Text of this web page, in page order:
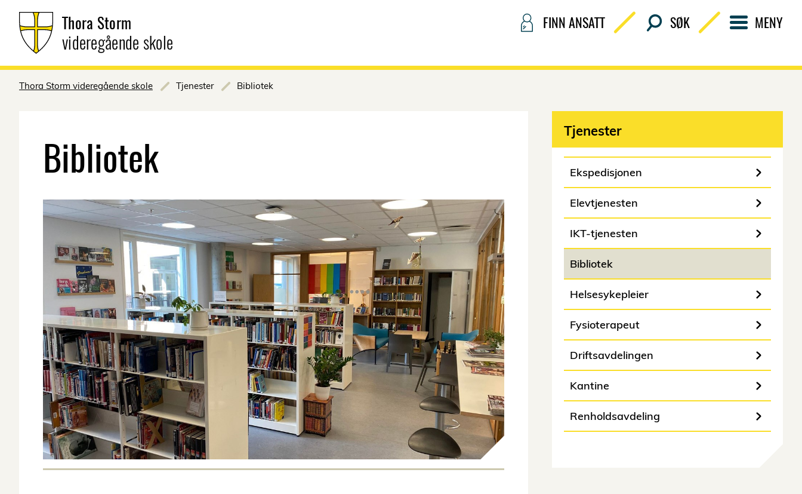
Thora Storm
videregående skole
FINN ANSATT SØK MENY
Thora Storm videregående skole Tjenester Bibliotek
Bibliotek Tjenester
Ekspedisjonen
Elevtjenesten
IKT-tjenesten
Bibliotek
Helsesykepleier
Fysioterapeut
Driftsavdelingen
Kantine
Renholdsavdeling